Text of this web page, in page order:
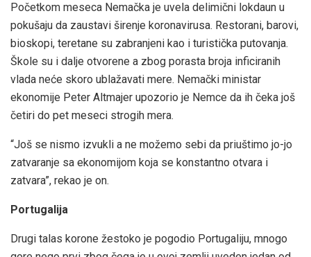
Početkom meseca Nemačka je uvela delimični lokdaun u
pokušaju da zaustavi širenje koronavirusa. Restorani, barovi,
bioskopi, teretane su zabranjeni kao i turistička putovanja.
Škole su i dalje otvorene a zbog porasta broja inficiranih
vlada neće skoro ublažavati mere. Nemački ministar
ekonomije Peter Altmajer upozorio je Nemce da ih čeka još
četiri do pet meseci strogih mera.
“Još se nismo izvukli a ne možemo sebi da priuštimo jo-jo
zatvaranje sa ekonomijom koja se konstantno otvara i
zatvara”, rekao je on.
Portugalija
Drugi talas korone žestoko je pogodio Portugaliju, mnogo